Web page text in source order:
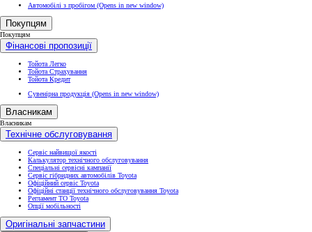
Автомобілі з пробігом (Opens in new window)
Покупцям
Покупцям
Фінансові пропозиції
Тойота Легко
Тойота Страхування
Тойота Кредит
Сувенірна продукція (Opens in new window)
Власникам
Власникам
Технічне обслуговування
Сервіс найвищої якості
Калькулятор технічного обслуговування
Спеціальні сервісні кампанії
Сервіс гібридних автомобілів Toyota
Офіційний сервіс Toyota
Офіційні станції технічного обслуговування Toyota
Регламент ТО Toyota
Опції мобільності
Оригінальні запчастини